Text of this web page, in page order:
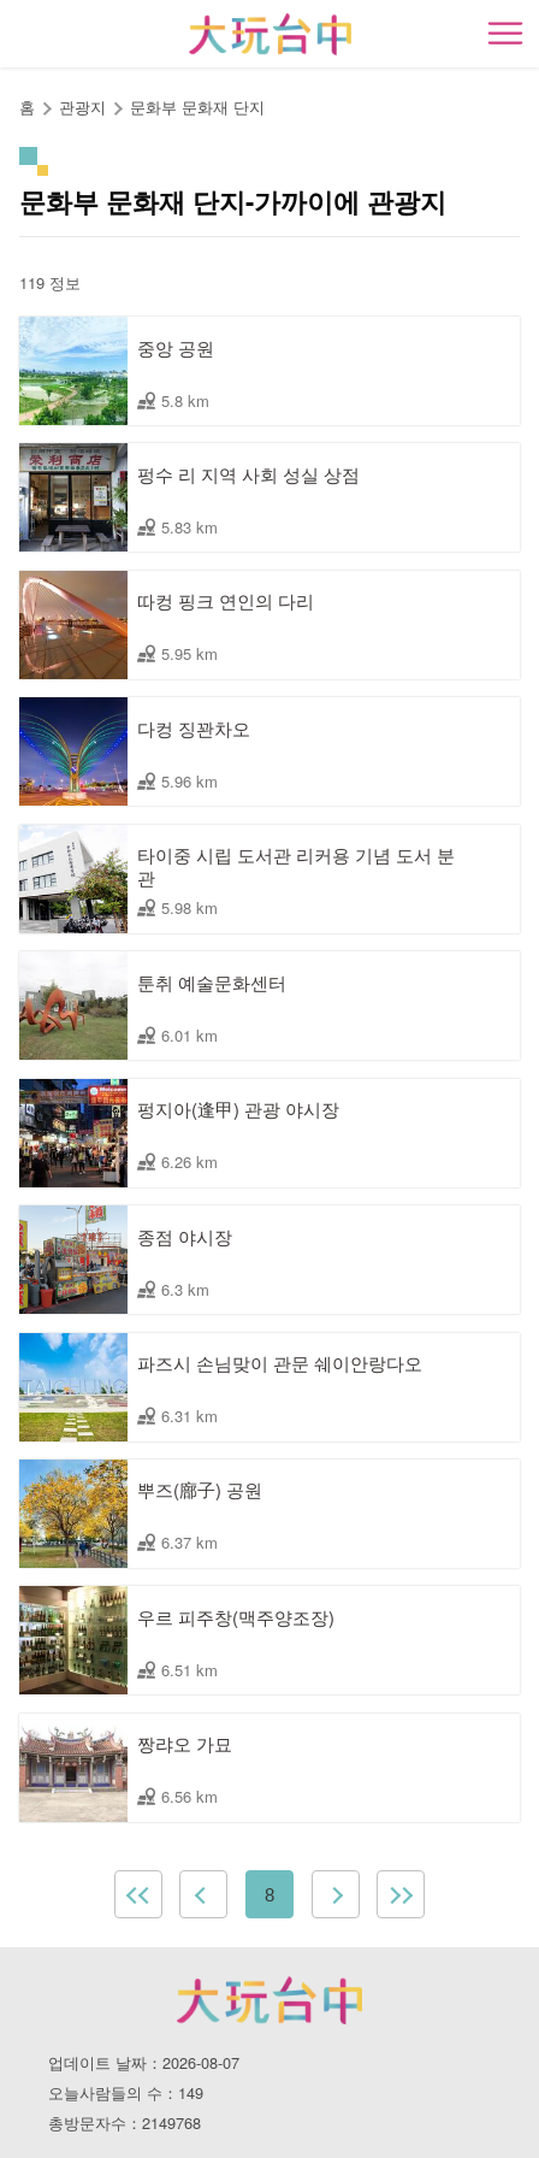
開
홈 관광지 문화부 문화재 단지
문화부 문화재 단지-가까이에 관광지
119 정보
중앙 공원
5.8 km
펑수 리 지역 사회 성실 상점
5.83 km
따컹 핑크 연인의 다리
5.95 km
다컹 징꽌차오
5.96 km
타이중 시립 도서관 리커용 기념 도서 분
관
5.98 km
툰취 예술문화센터
6.01 km
펑지아(逢甲) 관광 야시장
6.26 km
종점 야시장
6.3 km
파즈시 손님맞이 관문 쉐이안랑다오
6.31 km
뿌즈(廍子) 공원
6.37 km
우르 피주창(맥주양조장)
6.51 km
짱랴오 가묘
6.56 km
8
업데이트 날짜：2026-08-07
오늘사람들의 수：149
총방문자수：2149768